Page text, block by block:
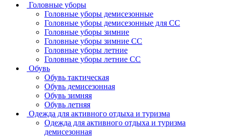
Головные уборы
Головные уборы демисезонные
Головные уборы демисезонные для СС
Головные уборы зимние
Головные уборы зимние СС
Головные уборы летние
Головные уборы летние СС
Обувь
Обувь тактическая
Обувь демисезонная
Обувь зимняя
Обувь летняя
Одежда для активного отдыха и туризма
Одежда для активного отдыха и туризма
демисезонная